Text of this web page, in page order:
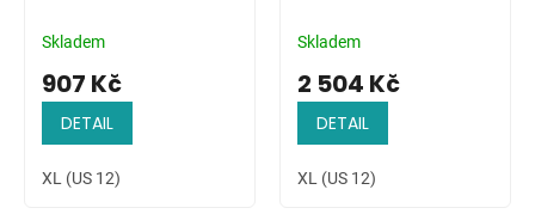
Skladem
907 Kč
DETAIL
XL (US 12)
živůtkem
Skladem
2 504 Kč
DETAIL
XL (US 12)